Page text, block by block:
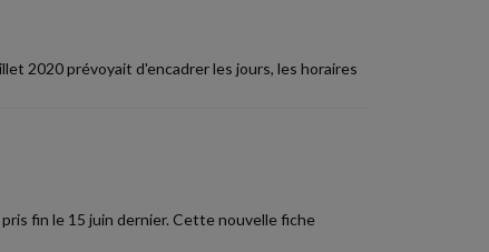
2020 prévoyait d'encadrer les jours, les horaires
fin le 15 juin dernier. Cette nouvelle fiche